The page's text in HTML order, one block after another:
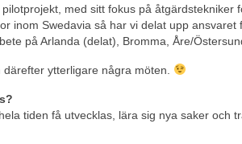
med sitt fokus på åtgärdstekniker
inom Swedavia så har vi delat upp
på Arlanda (delat), Bromma, Åre/
ytterligare några möten.
tiden få utvecklas, lära sig nya saker och